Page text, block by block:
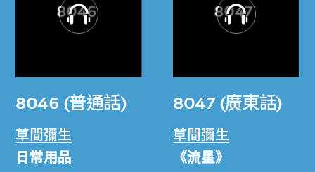
8046 (普通話)
草間彌生
日常用品
8047 (廣東話)
草間彌生
《流星》